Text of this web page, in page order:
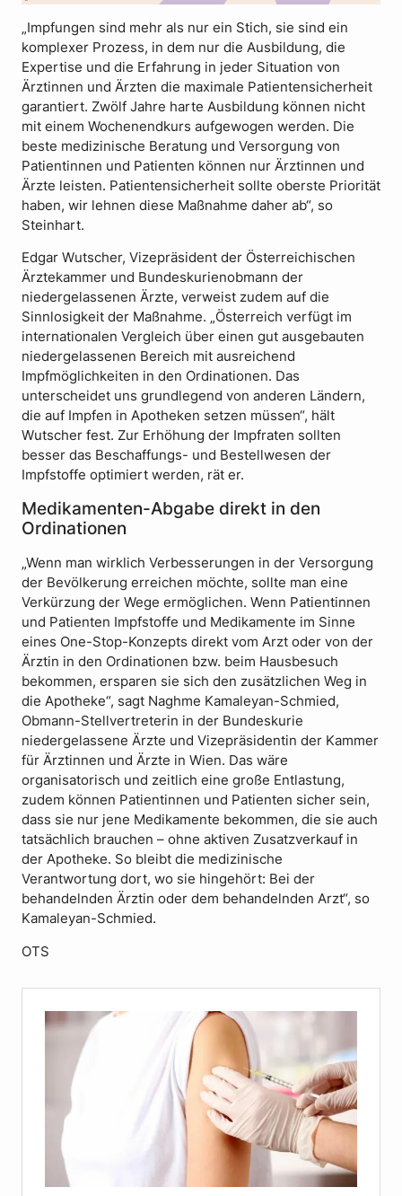
„Impfungen sind mehr als nur ein Stich, sie sind ein
komplexer Prozess, in dem nur die Ausbildung, die
Expertise und die Erfahrung in jeder Situation von
Ärztinnen und Ärzten die maximale Patientensicherheit
garantiert. Zwölf Jahre harte Ausbildung können nicht
mit einem Wochenendkurs aufgewogen werden. Die
beste medizinische Beratung und Versorgung von
Patientinnen und Patienten können nur Ärztinnen und
Ärzte leisten. Patientensicherheit sollte oberste Priorität
haben, wir lehnen diese Maßnahme daher ab“, so
Steinhart.
Edgar Wutscher, Vizepräsident der Österreichischen
Ärztekammer und Bundeskurienobmann der
niedergelassenen Ärzte, verweist zudem auf die
Sinnlosigkeit der Maßnahme. „Österreich verfügt im
internationalen Vergleich über einen gut ausgebauten
niedergelassenen Bereich mit ausreichend
Impfmöglichkeiten in den Ordinationen. Das
unterscheidet uns grundlegend von anderen Ländern,
die auf Impfen in Apotheken setzen müssen“, hält
Wutscher fest. Zur Erhöhung der Impfraten sollten
besser das Beschaffungs- und Bestellwesen der
Impfstoffe optimiert werden, rät er.
Medikamenten-Abgabe direkt in den
Ordinationen
„Wenn man wirklich Verbesserungen in der Versorgung
der Bevölkerung erreichen möchte, sollte man eine
Verkürzung der Wege ermöglichen. Wenn Patientinnen
und Patienten Impfstoffe und Medikamente im Sinne
eines One-Stop-Konzepts direkt vom Arzt oder von der
Ärztin in den Ordinationen bzw. beim Hausbesuch
bekommen, ersparen sie sich den zusätzlichen Weg in
die Apotheke“, sagt Naghme Kamaleyan-Schmied,
Obmann-Stellvertreterin in der Bundeskurie
niedergelassene Ärzte und Vizepräsidentin der Kammer
für Ärztinnen und Ärzte in Wien. Das wäre
organisatorisch und zeitlich eine große Entlastung,
zudem können Patientinnen und Patienten sicher sein,
dass sie nur jene Medikamente bekommen, die sie auch
tatsächlich brauchen – ohne aktiven Zusatzverkauf in
der Apotheke. So bleibt die medizinische
Verantwortung dort, wo sie hingehört: Bei der
behandelnden Ärztin oder dem behandelnden Arzt“, so
Kamaleyan-Schmied.
OTS